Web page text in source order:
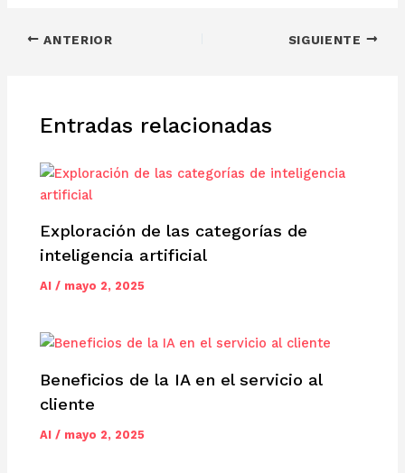
ANTERIOR SIGUIENTE
Entradas relacionadas
Exploración de las categorías de
inteligencia artificial
AI / mayo 2, 2025
Beneficios de la IA en el servicio al
cliente
AI / mayo 2, 2025